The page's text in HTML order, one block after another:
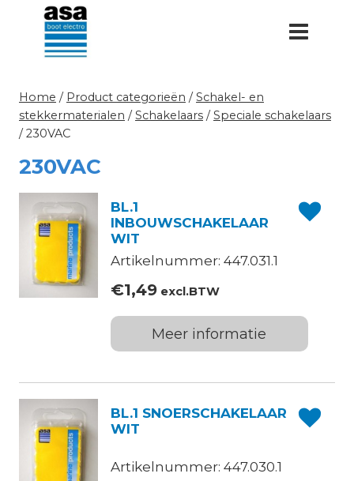
Doorgaan
inhoud
Home / Product categorieën / Schakel- en
stekkermaterialen / Schakelaars / Speciale schakelaars
/ 230VAC
230VAC
BL.1
INBOUWSCHAKELAAR
WIT
Artikelnummer: 447.031.1
€1,49excl.BTW
Meer informatie
BL.1 SNOERSCHAKELAAR
WIT
Artikelnummer: 447.030.1